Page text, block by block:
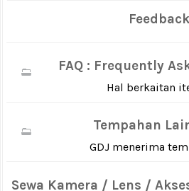
Feedback
FAQ : Frequently
Hal berkaitan
Tempahan
GDJ menerima
Sewa Kamera / Lens /